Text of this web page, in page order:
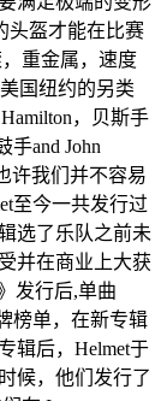
头盔才能在比赛
重金属，速度
国纽约的另类
，贝斯手
手and John
许我们并不容易
至今一共发行过
选了乐队之前未
并在商业上大获
发行后,单曲
榜单，在新专辑
辑后，Helmet于
候，他们发行了